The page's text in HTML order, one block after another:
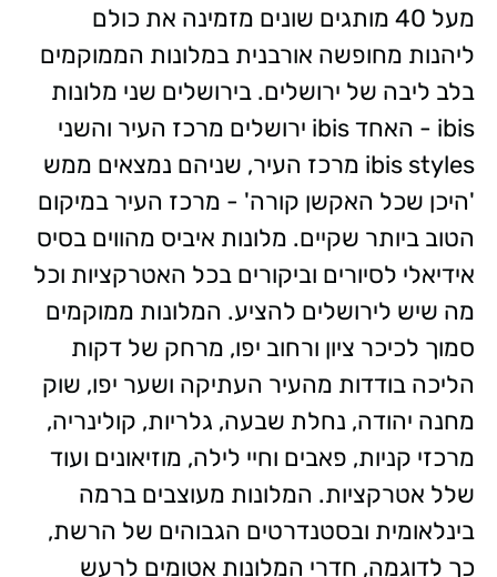
מעל 40 מותגים שונים מזמינה את כולם
ליהנות מחופשה אורבנית במלונות הממוקמים
בלב ליבה של ירושלים. בירושלים שני מלונות
ibis - האחד ibis ירושלים מרכז העיר והשני
ibis styles מרכז העיר, שניהם נמצאים ממש
'היכן שכל האקשן קורה' - מרכז העיר במיקום
הטוב ביותר שקיים. מלונות איביס מהווים בסיס
אידיאלי לסיורים וביקורים בכל האטרקציות וכל
מה שיש לירושלים להציע. המלונות ממוקמים
סמוך לכיכר ציון ורחוב יפו, מרחק של דקות
הליכה בודדות מהעיר העתיקה ושער יפו, שוק
מחנה יהודה, נחלת שבעה, גלריות, קולינריה,
מרכזי קניות, פאבים וחיי לילה, מוזיאונים ועוד
שלל אטרקציות. המלונות מעוצבים ברמה
בינלאומית ובסטנדרטים הגבוהים של הרשת,
כך לדוגמה, חדרי המלונות אטומים לרעש